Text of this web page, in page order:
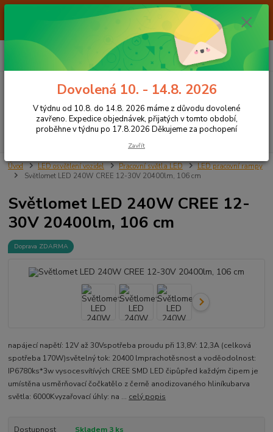
Od 7.8. do 14.8. 2026 máme z důvodu dovolené ZAVŘENO. Expedice
objednávek, přijatých v tomto období, proběhne v týdnu po 17.8.2026
Děkujeme za pochopení
CZK
Hledat
+420 605 283 713
za0,00 Kč
Úvod LED osvětlení vozidel Pracovní světla LED
LED pracovní rampy
Světlomet LED 240W CREE 12-30V 20400lm, 106 cm
Světlomet LED 240W CREE 12-
30V 20400lm, 106 cm
Doprava ZDARMA
napájecí napětí: 12V až 30Vspotřeba proudu při 13,8V: 12,3A (celková
spotřeba 170W)světelný tok: 20400 lmprachotěsnost a voděodolnost:
IP6780ks*3w vysocesvítívých CREE SMD LED čipůpřed každým čipem je
umístěna usměrňovací čočkatělo z černě anodizovaného hliníkubarva
světla: 6000Kvyzařovací úhly: na ... celý popis
Dostupnost
Skladem 3 ks
Dovolená 10. - 14.8. 2026
V týdnu od 10.8. do 14.8. 2026 máme z důvodu dovolené
zavřeno. Expedice objednávek, přijatých v tomto období,
proběhne v týdnu po 17.8.2026 Děkujeme za pochopení
Zavřít